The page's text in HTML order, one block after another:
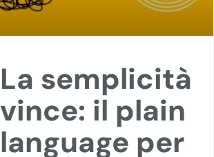
La semplicità
vince: il plain
language per